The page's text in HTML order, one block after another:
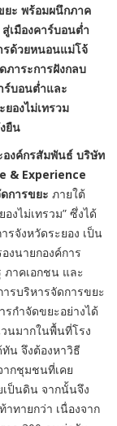
ยะ พร้อมผนึกภาค
เมืองคาร์บอนต่ำ
รด้วยหนอนแม่โจ้
ภาระการฝังกลบ
ร์บอนต่ำและ
ยองไม่เทรวม
ยืน
องค์กรสัมพันธ์ บริษัท
& Experience
การขยะ ภายใต้
งไม่เทรวม” ซึ่งได้
รจังหวัดระยอง เป็น
งนายกองค์การ
ภาคเอกชน และ
รบริหารจัดการขยะ
กำจัดขยะอย่างได้
นมากในพื้นที่โรง
น จึงต้องหาวิธี
ากชุมชนที่เคย
ป็นดิน จากนั้นจึง
ทายกว่า เนื่องจาก